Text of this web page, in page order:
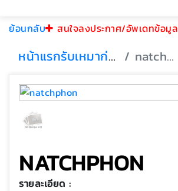
ย้อนกลับ สนใจลงประกาศ/อัพเดทข้อมูล
หน้าแรก รับเหมาก่อสร้าง natchphon
NATCHPHON
รายละเอียด :